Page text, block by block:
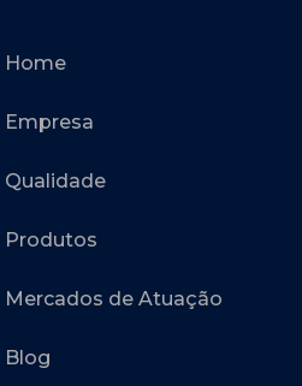
Home
Empresa
Qualidade
Produtos
Mercados de Atuação
Blog